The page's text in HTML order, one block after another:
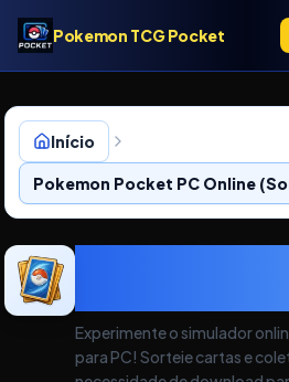
Pokemon TCG Pocket
Início
Pokemon Pocket PC Online
Experimente o simulador
para PC! Sorteie cartas e